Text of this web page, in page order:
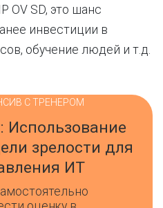
OV SD, это шанс
инвестиции в
обучение людей и т.д.
С ТРЕНЕРОМ
Использование
зрелости для
ИТ